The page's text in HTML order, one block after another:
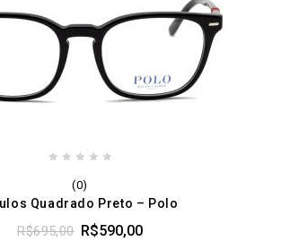
of
(0)
Quadrado Preto – Polo
R$695,00 R$590,00